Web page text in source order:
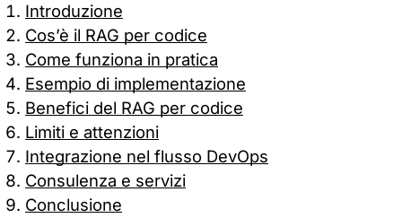
Introduzione
Cos’è il RAG per codice
Come funziona in pratica
Esempio di implementazione
Benefici del RAG per codice
Limiti e attenzioni
Integrazione nel flusso DevOps
Consulenza e servizi
Conclusione